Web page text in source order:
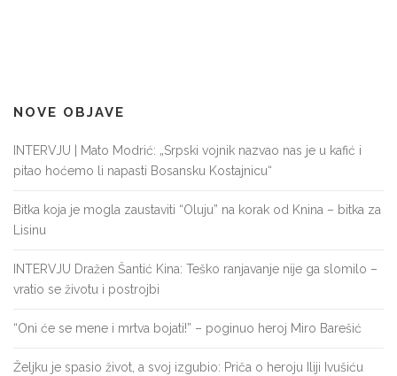
NOVE OBJAVE
INTERVJU | Mato Modrić: „Srpski vojnik nazvao nas je u kafić i
pitao hoćemo li napasti Bosansku Kostajnicu“
Bitka koja je mogla zaustaviti “Oluju” na korak od Knina – bitka za
Lisinu
INTERVJU Dražen Šantić Kina: Teško ranjavanje nije ga slomilo –
vratio se životu i postrojbi
“Oni će se mene i mrtva bojati!” – poginuo heroj Miro Barešić
Željku je spasio život, a svoj izgubio: Priča o heroju Iliji Ivušiću